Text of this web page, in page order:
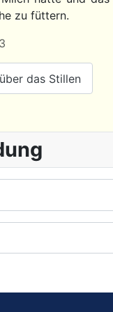
zu füttern.
das Stillen